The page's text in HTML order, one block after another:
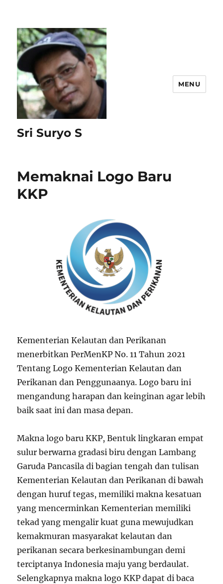
Sri Suryo S
MENU
Memaknai Logo Baru
KKP
Kementerian Kelautan dan Perikanan
menerbitkan PerMenKP No. 11 Tahun 2021
Tentang Logo Kementerian Kelautan dan
Perikanan dan Penggunaanya. Logo baru ini
mengandung harapan dan keinginan agar lebih
baik saat ini dan masa depan.
Makna logo baru KKP, Bentuk lingkaran empat
sulur berwarna gradasi biru dengan Lambang
Garuda Pancasila di bagian tengah dan tulisan
Kementerian Kelautan dan Perikanan di bawah
dengan huruf tegas, memiliki makna kesatuan
yang mencerminkan Kementerian memiliki
tekad yang mengalir kuat guna mewujudkan
kemakmuran masyarakat kelautan dan
perikanan secara berkesinambungan demi
terciptanya Indonesia maju yang berdaulat.
Selengkapnya makna logo KKP dapat di baca